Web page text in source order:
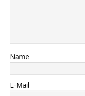
Name
E-Mail